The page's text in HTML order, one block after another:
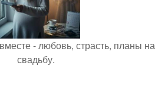
- любовь, страсть, планы на
свадьбу.